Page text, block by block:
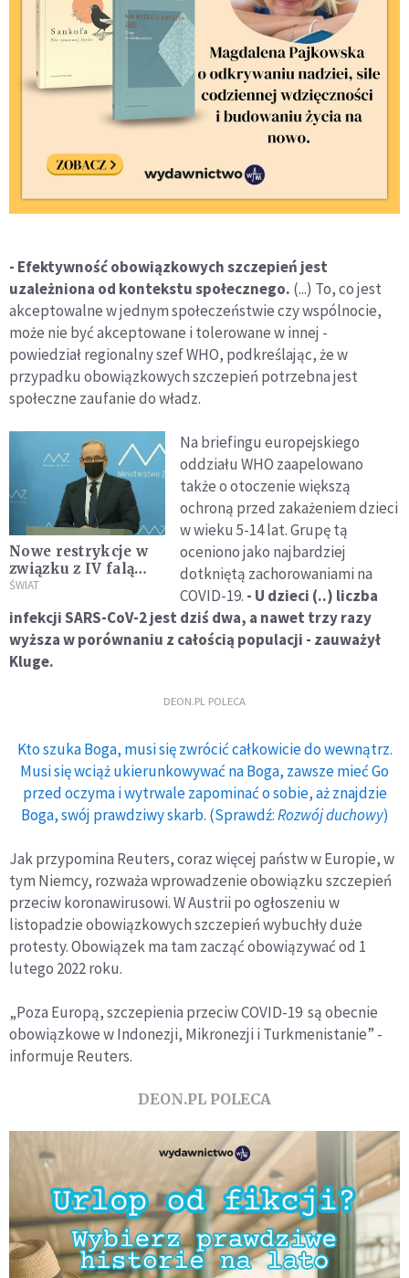
- Efektywność obowiązkowych szczepień jest
uzależniona od kontekstu społecznego. (...) To, co jest
akceptowalne w jednym społeczeństwie czy wspólnocie,
może nie być akceptowane i tolerowane w innej -
powiedział regionalny szef WHO, podkreślając, że w
przypadku obowiązkowych szczepień potrzebna jest
społeczne zaufanie do władz.
Nowe restrykcje w
związku z IV falą
COVID-19
ŚWIAT
Na briefingu europejskiego
oddziału WHO zaapelowano
także o otoczenie większą
ochroną przed zakażeniem dzieci
w wieku 5-14 lat. Grupę tą
oceniono jako najbardziej
dotkniętą zachorowaniami na
COVID-19. - U dzieci (..) liczba
infekcji SARS-CoV-2 jest dziś dwa, a nawet trzy razy
wyższa w porównaniu z całością populacji - zauważył
Kluge.
DEON.PL POLECA
Kto szuka Boga, musi się zwrócić całkowicie do wewnątrz.
Musi się wciąż ukierunkowywać na Boga, zawsze mieć Go
przed oczyma i wytrwale zapominać o sobie, aż znajdzie
Boga, swój prawdziwy skarb. (Sprawdź:Rozwój duchowy)
Jak przypomina Reuters, coraz więcej państw w Europie, w
tym Niemcy, rozważa wprowadzenie obowiązku szczepień
przeciw koronawirusowi. W Austrii po ogłoszeniu w
listopadzie obowiązkowych szczepień wybuchły duże
protesty. Obowiązek ma tam zacząć obowiązywać od 1
lutego 2022 roku.
„Poza Europą, szczepienia przeciw COVID-19 są obecnie
obowiązkowe w Indonezji, Mikronezji i Turkmenistanie” -
informuje Reuters.
DEON.PL POLECA